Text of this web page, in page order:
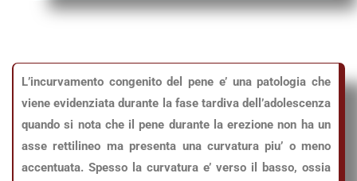
L’incurvamento congenito del pene e’ una patologia che
viene evidenziata durante la fase tardiva dell’adolescenza
quando si nota che il pene durante la erezione non ha un
asse rettilineo ma presenta una curvatura piu’ o meno
accentuata. Spesso la curvatura e’ verso il basso, ossia